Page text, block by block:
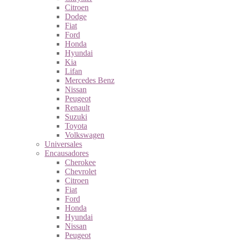
Citroen
Dodge
Fiat
Ford
Honda
Hyundai
Kia
Lifan
Mercedes Benz
Nissan
Peugeot
Renault
Suzuki
Toyota
Volkswagen
Universales
Encausadores
Cherokee
Chevrolet
Citroen
Fiat
Ford
Honda
Hyundai
Nissan
Peugeot